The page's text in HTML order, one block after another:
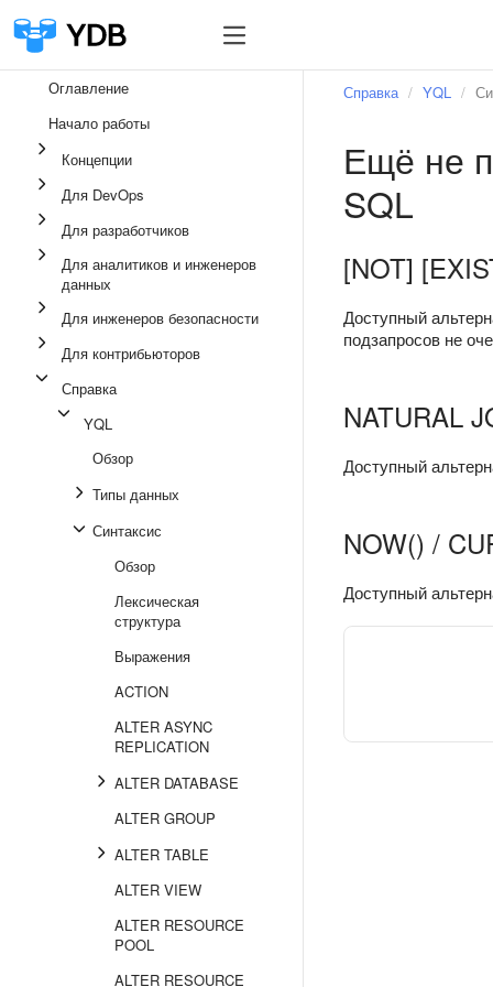
Оглавление
Начало работы
Концепции
Для DevOps
Для разработчиков
Для аналитиков и инженеров
данных
Для инженеров безопасности
Для контрибьюторов
Справка
YQL
Обзор
Типы данных
Синтаксис
Обзор
Лексическая
структура
Выражения
ACTION
ALTER ASYNC
REPLICATION
ALTER DATABASE
ALTER GROUP
ALTER TABLE
ALTER VIEW
ALTER RESOURCE
POOL
ALTER RESOURCE
Справка YQL
Ещё не
SQL
[NOT]
Доступный
подзапросов не
NATURAL
Доступный
NOW() /
Доступный